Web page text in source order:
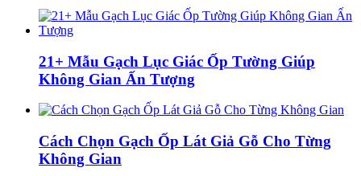
21+ Mẫu Gạch Lục Giác Ốp Tường Giúp
Không Gian Ấn Tượng
Cách Chọn Gạch Ốp Lát Giả Gỗ Cho Từng
Không Gian